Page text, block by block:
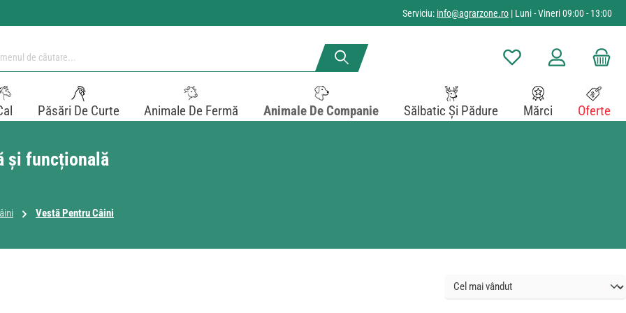
Serviciu: info@agrarzone.ro | Luni - Vineri 09:00 - 13:00
Aveți 0 articole din lista
Păsări De Curte Animale De Fermă Animale De Companie Sălbatic Și Pădure Mărci Oferte
și funcțională
Vestă Pentru Câini